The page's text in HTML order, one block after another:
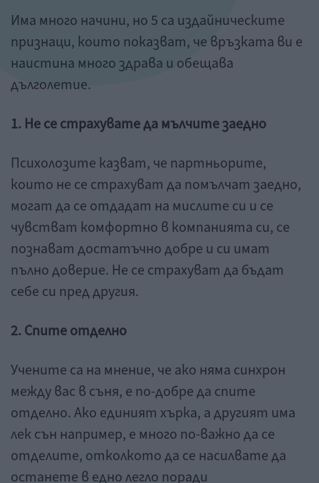
Има много начини, но 5 са издайническите
признаци, които показват, че връзката ви е
наистина много здрава и обещава
дълголетие.
1. Не се страхувате да мълчите заедно
Психолозите казват, че партньорите,
които не се страхуват да помълчат заедно,
могат да се отдадат на мислите си и се
чувстват комфортно в компанията си, се
познават достатъчно добре и си имат
пълно доверие. Не се страхуват да бъдат
себе си пред другия.
2. Спите отделно
Учените са на мнение, че ако няма синхрон
между вас в съня, е по-добре да спите
отделно. Ако единият хърка, а другият има
лек сън например, е много по-важно да се
отделите, отколкото да се насилвате да
останете в едно легло поради